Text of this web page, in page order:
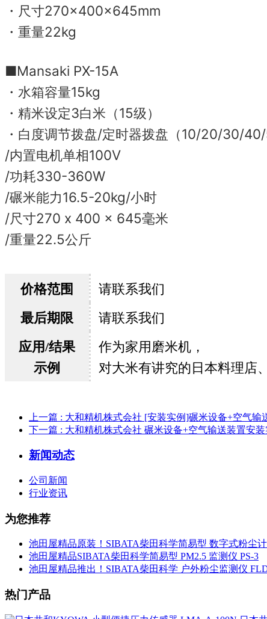
・尺寸270×400×645mm
・重量22kg
■Mansaki PX-15A
・水箱容量15kg
・精米设定3白米（15级）
・白度调节拨盘/定时器拨盘（10/20/30/
/内置电机单相100V
/功耗330-360W
/碾米能力16.5-20kg/小时
/尺寸270 x 400 x 645毫米
/重量22.5公斤
价格范围
请联系我们
最后期限
请联系我们
应用/结果
示例
作为家用磨米机，
对大米有讲究的日本料理店
上一篇 : 大和精机株式会社 [安装实例]碾米设备+空气输
下一篇 : 大和精机株式会社 碾米设备+空气输送装置安装
新闻动态
公司新闻
行业资讯
为您推荐
池田屋精品原装！SIBATA柴田科学简易型 数字式粉尘
池田屋精品SIBATA柴田科学简易型 PM2.5 监测仪 PS-3
池田屋精品推出！SIBATA柴田科学 户外粉尘监测仪
热门产品